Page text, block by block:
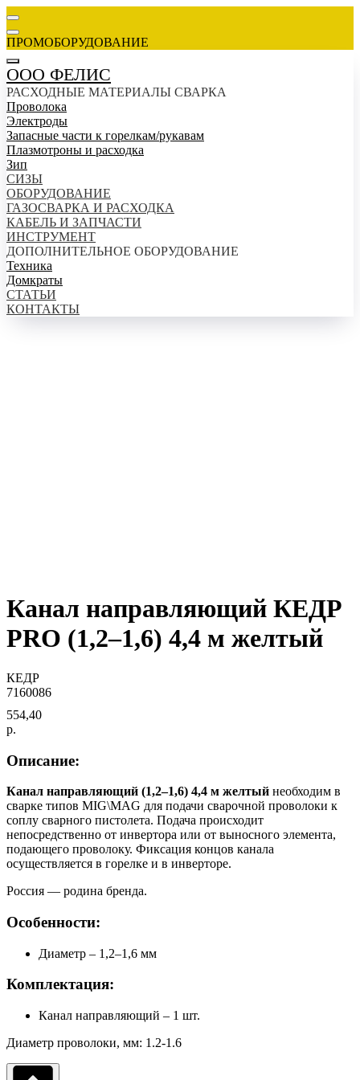
ПРОМОБОРУДОВАНИЕ
ООО ФЕЛИС
РАСХОДНЫЕ МАТЕРИАЛЫ СВАРКА
Проволока
Электроды
Запасные части к горелкам/рукавам
Плазмотроны и расходка
Зип
СИЗЫ
ОБОРУДОВАНИЕ
ГАЗОСВАРКА И РАСХОДКА
КАБЕЛЬ И ЗАПЧАСТИ
ИНСТРУМЕНТ
ДОПОЛНИТЕЛЬНОЕ ОБОРУДОВАНИЕ
Техника
Домкраты
СТАТЬИ
КОНТАКТЫ
Канал направляющий КЕДР
PRO (1,2–1,6) 4,4 м желтый
КЕДР
7160086
554,40
р.
Описание:
Канал направляющий (1,2–1,6) 4,4 м желтый необходим в
сварке типов MIG\MAG для подачи сварочной проволоки к
соплу сварного пистолета. Подача происходит
непосредственно от инвертора или от выносного элемента,
подающего проволоку. Фиксация концов канала
осуществляется в горелке и в инверторе.
Россия — родина бренда.
Особенности:
Диаметр – 1,2–1,6 мм
Комплектация:
Канал направляющий – 1 шт.
Диаметр проволоки, мм: 1.2-1.6